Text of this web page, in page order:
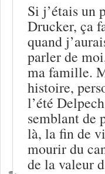
Si j’étais un
Drucker, ça
quand
parler de
ma famille.
histoire,
l’été
semblant de
là, la fin de
mourir du
de la valeur